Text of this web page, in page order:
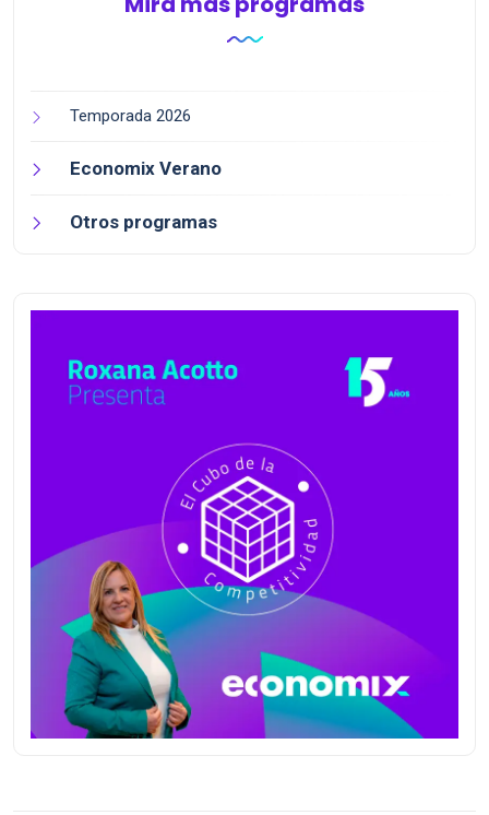
Temporada 2026
Economix Verano
Otros programas